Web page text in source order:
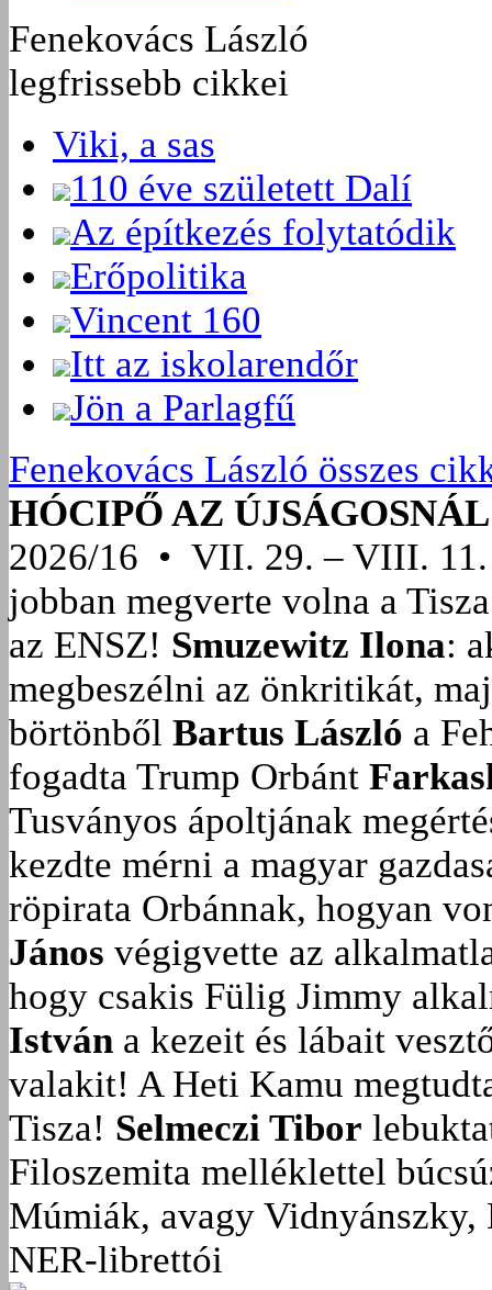
Fenekovács László
legfrissebb cikkei
Viki, a sas
110 éve született Dalí
Az építkezés folytatódik
Erőpolitika
Vincent 160
Itt az iskolarendőr
Jön a Parlagfű
Fenekovács László összes
HÓCIPŐ AZ ÚJSÁGOSNÁL
2026/16 • VII. 29. – VIII. 11.
jobban megverte volna a
az ENSZ! Smuzewitz Ilona:
megbeszélni az önkritikát,
börtönből Bartus László a
fogadta Trump Orbánt
Tusványos ápoltjának
kezdte mérni a magyar
röpirata Orbánnak, hogyan
János végigvette az
hogy csakis Fülig Jimmy
István a kezeit és lábait
valakit! A Heti Kamu
Tisza! Selmeczi Tibor
Filoszemita melléklettel
Múmiák, avagy Vidnyánszky,
NER-librettói